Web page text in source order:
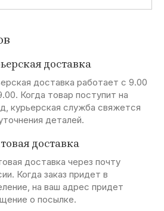
доставка
доставка работает с 9.00
Когда товар поступит на
курьерская служба свяжется
деталей.
доставка
доставка через почту
Когда заказ придет в
на ваш адрес придет
о посылке.